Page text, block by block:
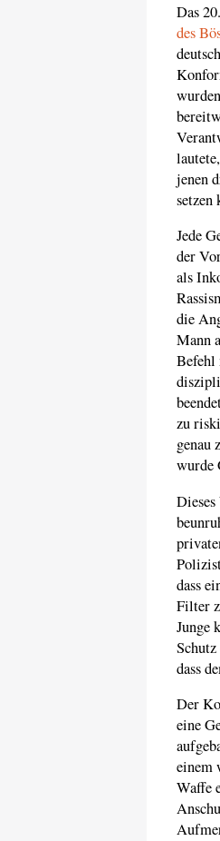
Das
des
jenen
setzen
Jede
der
als
die
Mann
Befehl
zu
genau
wurde
dass
Filter
Junge
dass
Der
eine
einem
Waffe